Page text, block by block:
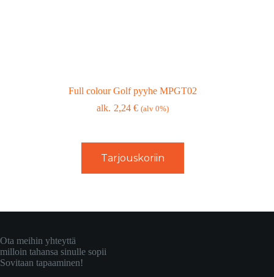
Full colour Golf pyyhe MPGT02
2,24€ (alv 0%)
Tarjouskoriin
Ota meihin yhteyttä
milloin tahansa sinulle sopii
Sovitaan tapaaminen!